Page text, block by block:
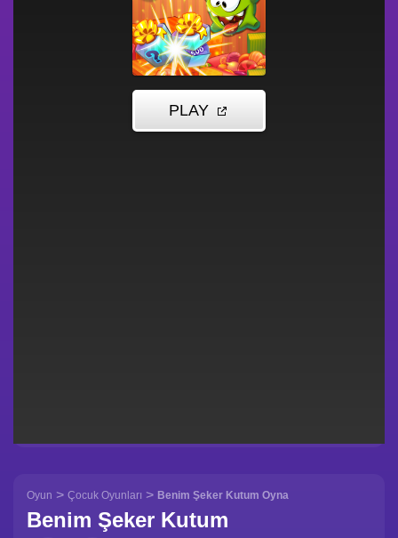
Oyun > Çocuk Oyunları > Benim Şeker Kutum Oyna
Benim Şeker Kutum